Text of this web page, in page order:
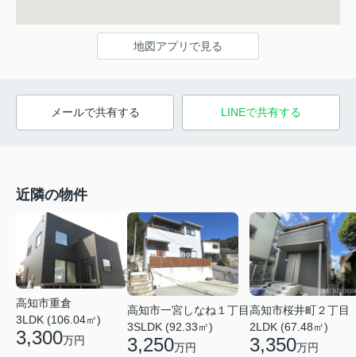
地図アプリで見る
メールで共有する LINEで共有する
近隣の物件
高知市重倉
3LDK (106.04㎡)
3,300万円
高知市一宮しなね１丁目
3SLDK (92.33㎡)
3,250万円
高知市桜井町２丁目
2LDK (67.48㎡)
3,350万円